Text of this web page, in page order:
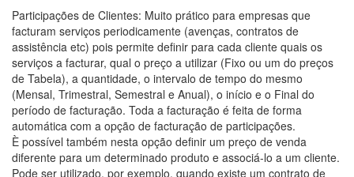
Participações de Clientes: Muito prático para empresas que
facturam serviços periodicamente (avenças, contratos de
assistência etc) pois permite definir para cada cliente quais os
serviços a facturar, qual o preço a utilizar (Fixo ou um do preços
de Tabela), a quantidade, o intervalo de tempo do mesmo
(Mensal, Trimestral, Semestral e Anual), o início e o Final do
período de facturação. Toda a facturação é feita de forma
automática com a opção de facturação de participações.
È possível também nesta opção definir um preço de venda
diferente para um determinado produto e associá-lo a um cliente.
Pode ser utilizado, por exemplo, quando existe um contrato de